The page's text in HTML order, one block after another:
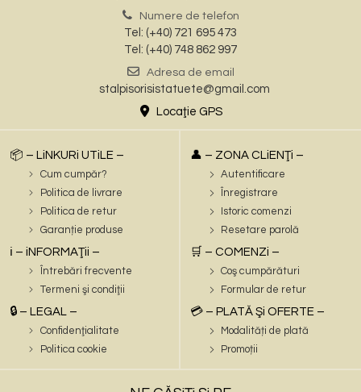
Numere de telefon
Tel: (+40) 721 695 473
Tel: (+40) 748 862 997
Adresa de email
stalpisorisistatuete@gmail.com
Locaţie GPS
📦 – LiNKURi UTiLE –
Cum cumpăr?
Politica de livrare
Politica de retur
Garanție produse
ℹ️ – iNFORMAŢii –
Întrebări frecvente
Termeni şi condiţii
🔒 – LEGAL –
Confidenţialitate
Politica cookie
👤 – ZONA CLiENŢi –
Autentificare
Înregistrare
Istoric comenzi
Resetare parolă
🛒 – COMENZi –
Coş cumpărături
Formular de retur
💳 – PLATĂ Şi OFERTE –
Modalități de plată
Promoții